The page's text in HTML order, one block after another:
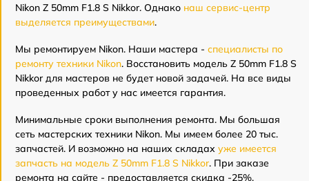
Nikon Z 50mm F1.8 S Nikkor. Однако наш сервис-центр
выделяется преимуществами.
Мы ремонтируем Nikon. Наши мастера - специалисты по
ремонту техники Nikon. Восстановить модель Z 50mm F1.8 S
Nikkor для мастеров не будет новой задачей. На все виды
проведенных работ у нас имеется гарантия.
Минимальные сроки выполнения ремонта. Мы большая
сеть мастерских техники Nikon. Мы имеем более 20 тыс.
запчастей. И возможно на наших складах уже имеется
запчасть на модель Z 50mm F1.8 S Nikkor. При заказе
ремонта на сайте - предоставляется скидка -25%.